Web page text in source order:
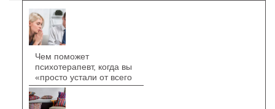
Чем поможет
психотерапевт, когда вы
«просто устали от всего